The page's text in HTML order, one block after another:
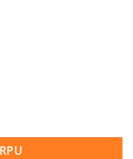
4 do WD 6 količina